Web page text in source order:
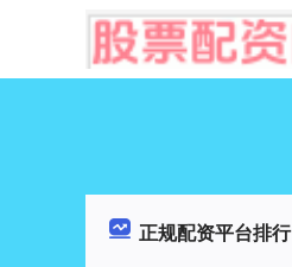
正规配资平台排行